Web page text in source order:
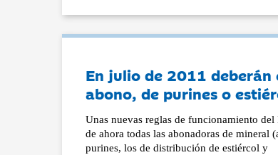
En julio de 2011
abono, de purines o
Unas nuevas reglas de funcionamiento
de ahora todas las abonadoras de mineral
purines, los de distribución de estiércol y